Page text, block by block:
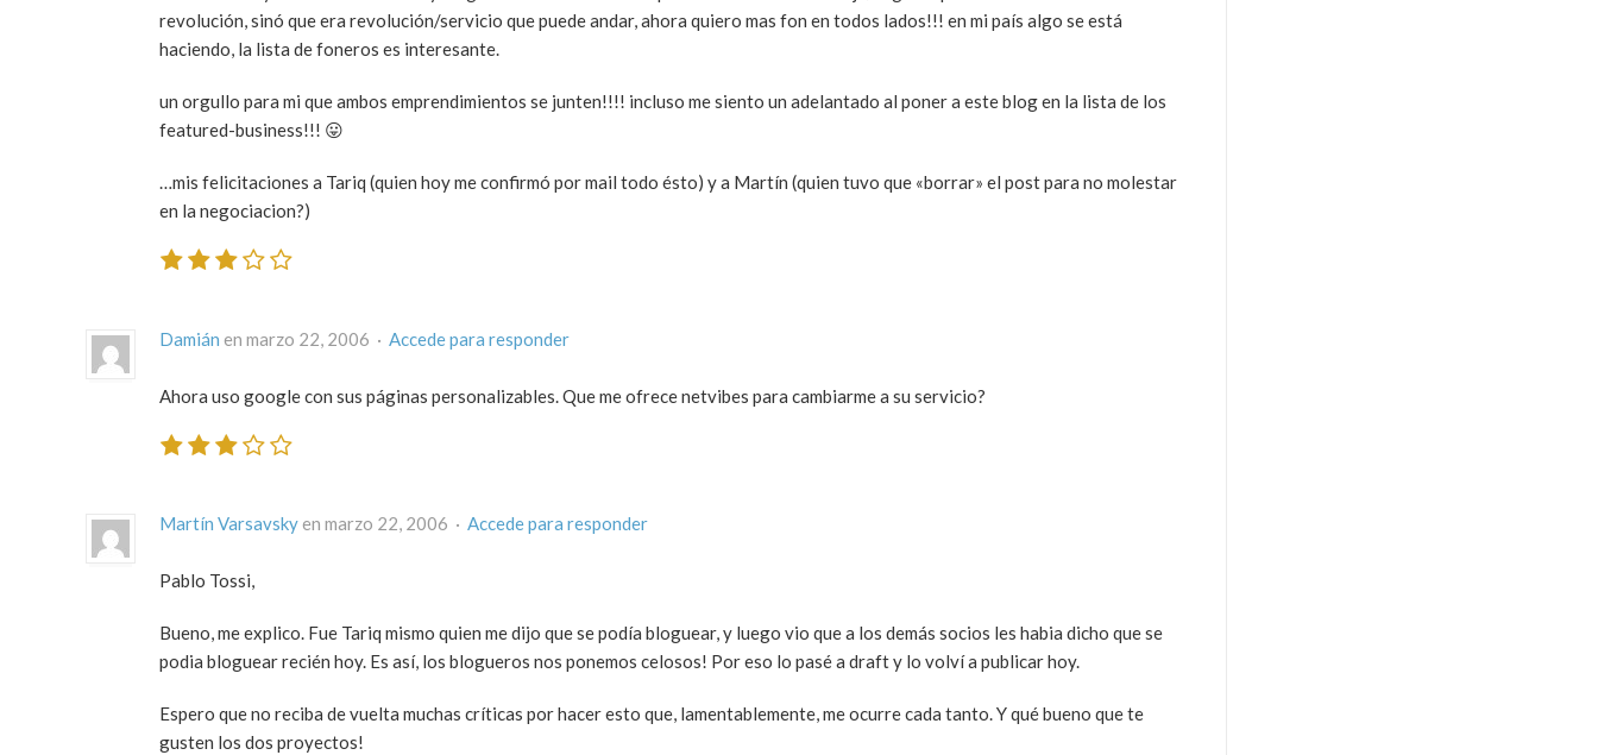
revolución, sinó que era revolución/servicio que puede andar, ahora quiero mas fon en todos lados!!! en mi país algo se está
haciendo, la lista de foneros es interesante.
un orgullo para mi que ambos emprendimientos se junten!!!! incluso me siento un adelantado al poner a este blog en la lista de los
featured-business!!! 😛
…mis felicitaciones a Tariq (quien hoy me confirmó por mail todo ésto) y a Martín (quien tuvo que «borrar» el post para no molestar
en la negociacion?)
Damián en marzo 22, 2006 · Accede para responder
Ahora uso google con sus páginas personalizables. Que me ofrece netvibes para cambiarme a su servicio?
Martín Varsavsky en marzo 22, 2006 · Accede para responder
Pablo Tossi,
Bueno, me explico. Fue Tariq mismo quien me dijo que se podía bloguear, y luego vio que a los demás socios les habia dicho que se
podia bloguear recién hoy. Es así, los blogueros nos ponemos celosos! Por eso lo pasé a draft y lo volví a publicar hoy.
Espero que no reciba de vuelta muchas críticas por hacer esto que, lamentablemente, me ocurre cada tanto. Y qué bueno que te
gusten los dos proyectos!